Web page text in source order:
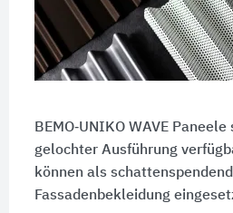
BEMO‑UNIKO WAVE Paneele
gelochter Ausführung
können als
Fassadenbekleidung